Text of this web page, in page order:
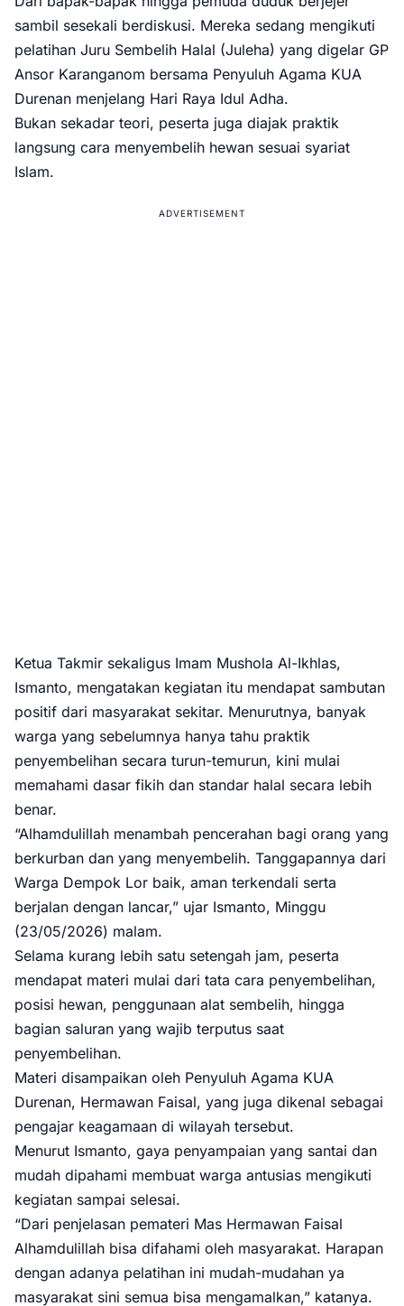
sambil sesekali berdiskusi. Mereka sedang mengikuti
pelatihan Juru Sembelih Halal (Juleha) yang digelar GP
Ansor Karanganom bersama Penyuluh Agama KUA
Durenan menjelang Hari Raya Idul Adha.
Bukan sekadar teori, peserta juga diajak praktik
langsung cara menyembelih hewan sesuai syariat
Islam.
ADVERTISEMENT
Ketua Takmir sekaligus Imam Mushola Al-Ikhlas,
Ismanto, mengatakan kegiatan itu mendapat sambutan
positif dari masyarakat sekitar. Menurutnya, banyak
warga yang sebelumnya hanya tahu praktik
penyembelihan secara turun-temurun, kini mulai
memahami dasar fikih dan standar halal secara lebih
benar.
“Alhamdulillah menambah pencerahan bagi orang yang
berkurban dan yang menyembelih. Tanggapannya dari
Warga Dempok Lor baik, aman terkendali serta
berjalan dengan lancar,” ujar Ismanto, Minggu
(23/05/2026) malam.
Selama kurang lebih satu setengah jam, peserta
mendapat materi mulai dari tata cara penyembelihan,
posisi hewan, penggunaan alat sembelih, hingga
bagian saluran yang wajib terputus saat
penyembelihan.
Materi disampaikan oleh Penyuluh Agama KUA
Durenan, Hermawan Faisal, yang juga dikenal sebagai
pengajar keagamaan di wilayah tersebut.
Menurut Ismanto, gaya penyampaian yang santai dan
mudah dipahami membuat warga antusias mengikuti
kegiatan sampai selesai.
“Dari penjelasan pemateri Mas Hermawan Faisal
Alhamdulillah bisa difahami oleh masyarakat. Harapan
dengan adanya pelatihan ini mudah-mudahan ya
masyarakat sini semua bisa mengamalkan,” katanya.